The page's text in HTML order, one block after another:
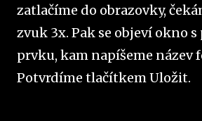
zatlačíme do obrazovky,
zvuk 3x. Pak se objeví okno
prvku, kam napíšeme název
Potvrdíme tlačítkem Uložit.